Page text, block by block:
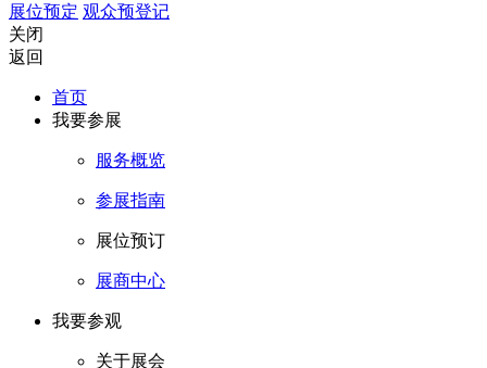
展位预定 观众预登记
关闭
返回
首页
我要参展
服务概览
参展指南
展位预订
展商中心
我要参观
关于展会